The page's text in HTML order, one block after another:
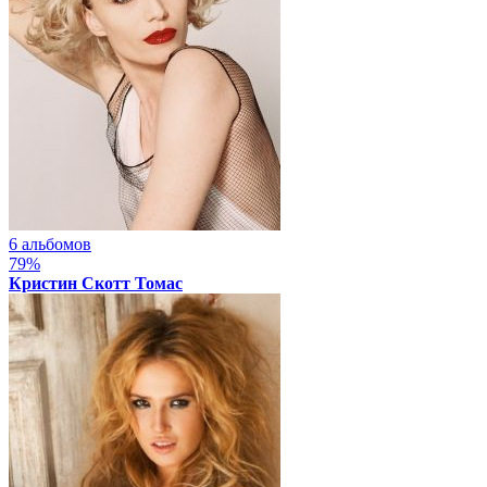
6 альбомов
79%
Кристин Скотт Томас